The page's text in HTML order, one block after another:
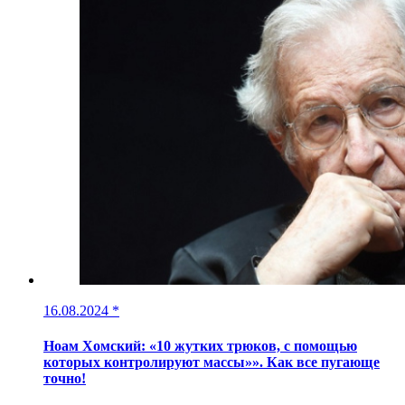
16.08.2024 *
Ноам Хомский: «10 жутких трюков, с помощью
которых контролируют массы»». Как все пугающе
точно!